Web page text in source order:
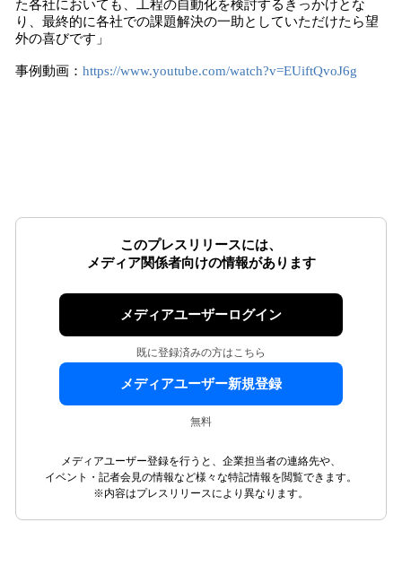
た各社においても、工程の自動化を検討するきっかけとな
り、最終的に各社での課題解決の一助としていただけたら望
外の喜びです」
事例動画： https://www.youtube.com/watch?v=EUiftQvoJ6g
このプレスリリースには、
メディア関係者向けの情報があります
メディアユーザーログイン
既に登録済みの方はこちら
メディアユーザー新規登録
無料
メディアユーザー登録を行うと、企業担当者の連絡先や、
イベント・記者会見の情報など様々な特記情報を閲覧できます。
※内容はプレスリリースにより異なります。